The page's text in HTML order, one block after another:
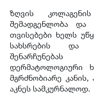
ზღვის
შემადგენლობა და
თვისებები ხელს
სახსრების და
დერმატოლოგიური
მგრძნობიარე
აკნეს სამკურნალოდ.